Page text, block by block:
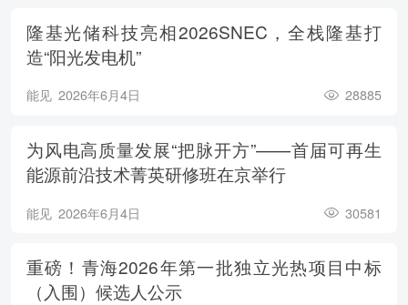
隆基光储科技亮相2026SNEC，全栈隆基打
造“阳光发电机”
能见 2026年6月4日 28885
为风电高质量发展“把脉开方”——首届可再生
能源前沿技术菁英研修班在京举行
能见 2026年6月4日 30581
重磅！青海2026年第一批独立光热项目中标
（入围）候选人公示